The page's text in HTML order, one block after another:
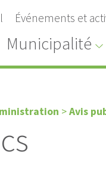
Événements et
Municipalité
>Avis